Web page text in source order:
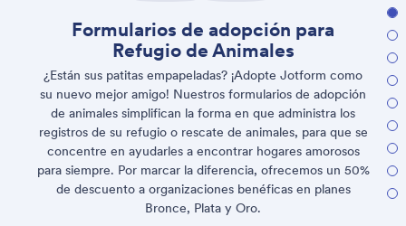
Formularios de adopción para
Refugio de Animales
¿Están sus patitas empapeladas? ¡Adopte Jotform como
su nuevo mejor amigo! Nuestros formularios de adopción
de animales simplifican la forma en que administra los
registros de su refugio o rescate de animales, para que se
concentre en ayudarles a encontrar hogares amorosos
para siempre. Por marcar la diferencia, ofrecemos un 50%
de descuento a organizaciones benéficas en planes
Bronce, Plata y Oro.